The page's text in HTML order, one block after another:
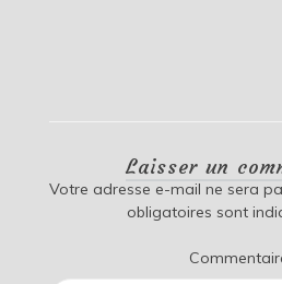
Laisser un
Votre adresse e-mail ne sera
obligatoires sont